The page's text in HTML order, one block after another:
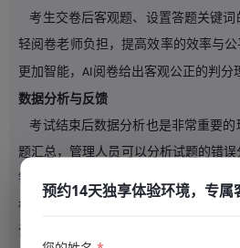
考生交卷后客观题、设置答题关键
轻阅卷老师负担，提高效率的效率与
更加智能， AI阅卷给出客观公正的判分
数据分析与反馈
考试结束后数据分析也是非常重要
题汇总，管理人员可以分析试题的错
错题自查知识点掌握情况；系统管理
格率、自定义分数段统计等更加方便快
试卷存档
预约14天独享体验环境，专属